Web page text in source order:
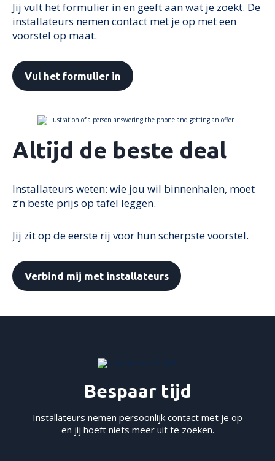
Jij vult het formulier in en geeft aan wat je zoekt. De
installateurs nemen contact met je op met een
voorstel op maat.
Vul het formulier in
Altijd de beste deal
Installateurs weten: wie jou wil binnenhalen, moet
z’n beste prijs op tafel leggen.
Jij zit op de eerste rij voor hun scherpste voorstel.
Verbind mij met installateurs
Bespaar tijd
Installateurs nemen persoonlijk contact met je op
en jij hoeft niets meer uit te zoeken.